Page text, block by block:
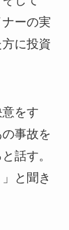
ナーの実
に投資
をす
事故を
話す。
と聞き